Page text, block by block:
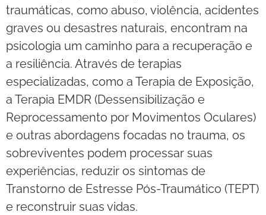
traumáticas, como abuso, violência, acidentes
graves ou desastres naturais, encontram na
psicologia um caminho para a recuperação e
a resiliência. Através de terapias
especializadas, como a Terapia de Exposição,
a Terapia EMDR (Dessensibilização e
Reprocessamento por Movimentos Oculares)
e outras abordagens focadas no trauma, os
sobreviventes podem processar suas
experiências, reduzir os sintomas de
Transtorno de Estresse Pós-Traumático (TEPT)
e reconstruir suas vidas.